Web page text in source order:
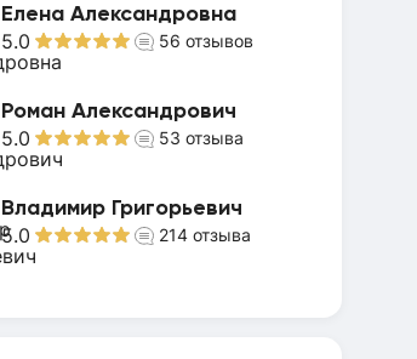
Елена Александровна
5.0 56 отзывов
Роман Александрович
5.0 53 отзыва
Владимир Григорьевич
5.0 214 отзыва